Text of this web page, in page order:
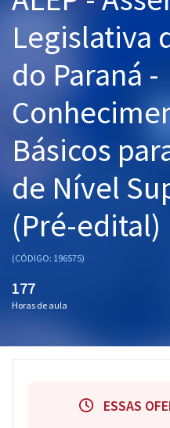
Graduação
OAB
Mentorias
Questões grátis
Conteúdo gratuito
Blog
Aprovados
Legislativa
do Paraná -
Básicos
de Nível
(Pré-edital)
(CÓDIGO: 196575)
177
Horas de aula
ESSAS